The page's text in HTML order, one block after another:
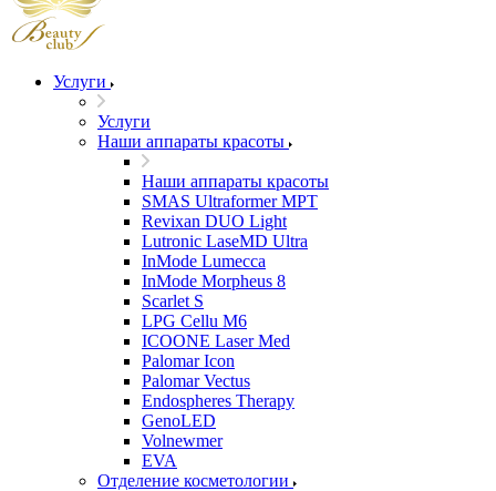
Услуги
Услуги
Наши аппараты красоты
Наши аппараты красоты
SMAS Ultraformer MPT
Revixan DUO Light
Lutronic LaseMD Ultra
InMode Lumecca
InMode Morpheus 8
Scarlet S
LPG Cellu M6
ICOONE Laser Med
Palomar Icon
Palomar Vectus
Endospheres Therapy
GenoLED
Volnewmer
EVA
Отделение косметологии